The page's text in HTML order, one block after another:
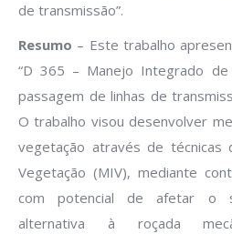
de transmissão”.
Resumo – Este trabalho
“D 365 – Manejo Integrado
passagem de linhas de
O trabalho visou desenvolver
vegetação através de técnicas
Vegetação (MIV), mediante
com potencial de afetar o
alternativa à roçada